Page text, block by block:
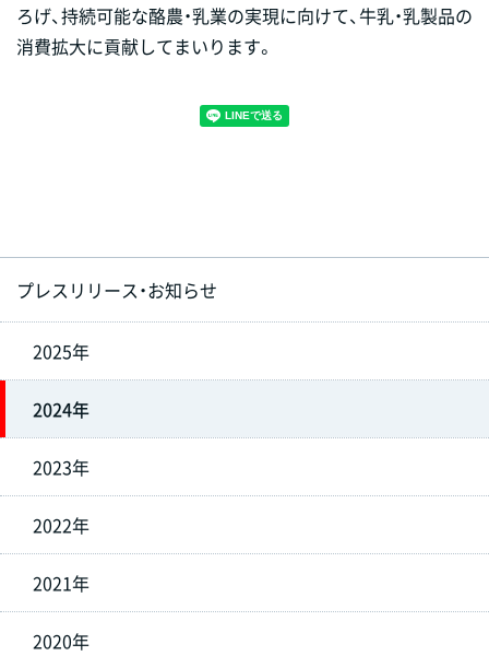
ろげ、持続可能な酪農・乳業の実現に向けて、牛乳・乳製品の
消費拡大に貢献してまいります。
プレスリリース・お知らせ
2025年
2024年
2023年
2022年
2021年
2020年